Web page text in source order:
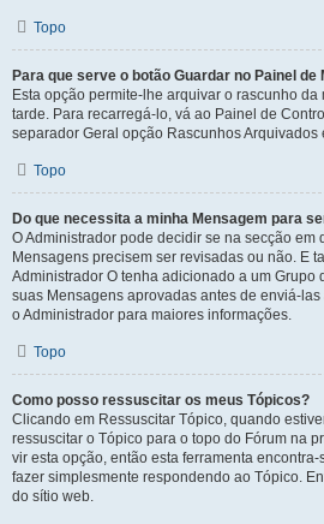
Topo
Para que serve o botão Guardar no Painel de
Esta opção permite-lhe arquivar o rascunho
tarde. Para recarregá-lo, vá ao Painel de
separador Geral opção Rascunhos Arquivados
Topo
Do que necessita a minha Mensagem para
O Administrador pode decidir se na secção em
Mensagens precisem ser revisadas ou não. E
Administrador O tenha adicionado a um Grupo
suas Mensagens aprovadas antes de enviá-las
o Administrador para maiores informações.
Topo
Como posso ressuscitar os meus Tópicos?
Clicando em Ressuscitar Tópico, quando
ressuscitar o Tópico para o topo do Fórum na
vir esta opção, então esta ferramenta
fazer simplesmente respondendo ao Tópico.
do sítio web.